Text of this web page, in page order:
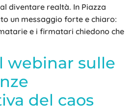
diventare realtà. In Piazza
un messaggio forte e chiaro:
e i firmatari chiedono che
webinar sulle
del caos